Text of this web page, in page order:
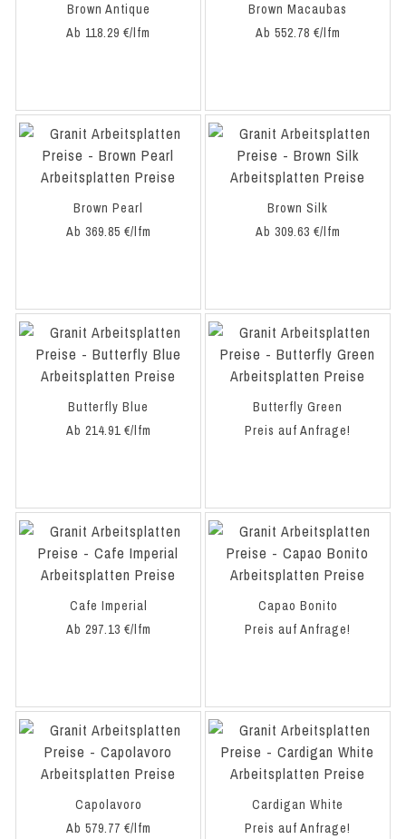
Brown Antique
Ab 118.29 €/lfm
Brown Macaubas
Ab 552.78 €/lfm
Brown Pearl
Ab 369.85 €/lfm
Brown Silk
Ab 309.63 €/lfm
Butterfly Blue
Ab 214.91 €/lfm
Butterfly Green
Preis auf Anfrage!
Cafe Imperial
Ab 297.13 €/lfm
Capao Bonito
Preis auf Anfrage!
Capolavoro
Ab 579.77 €/lfm
Cardigan White
Preis auf Anfrage!